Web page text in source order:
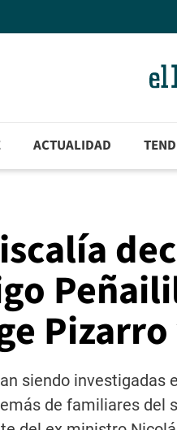
ACTUALIDAD
siendo investigadas
de familiares del